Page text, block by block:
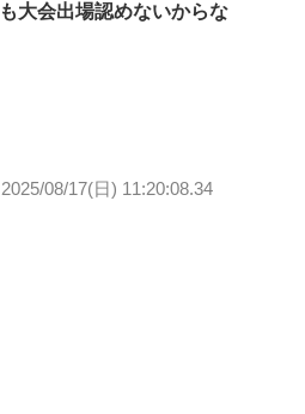
大会出場認めないからな
2025/08/17(日) 11:20:08.34